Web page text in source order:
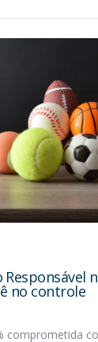
Responsável
no controle
comprometida